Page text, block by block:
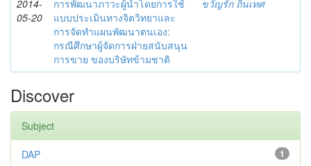
2014-
05-20
การพัฒนาภาวะผู้นำโดยการใช้
แบบประเมินทางจิตวิทยาและ
การจัดทำแผนพัฒนาตนเอง:
กรณีศึกษาผู้จัดการฝ่ายสนับสนุน
การขาย ของบริษัทข้ามชาติ
ขวัญรัก ถิ่นเทศ
Discover
Subject
1
DAP